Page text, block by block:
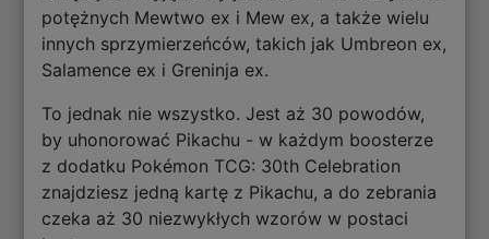
potężnych Mewtwo ex i Mew ex, a także wielu
innych sprzymierzeńców, takich jak Umbreon ex,
Salamence ex i Greninja ex.
To jednak nie wszystko. Jest aż 30 powodów,
by uhonorować Pikachu - w każdym boosterze
z dodatku Pokémon TCG: 30th Celebration
znajdziesz jedną kartę z Pikachu, a do zebrania
czeka aż 30 niezwykłych wzorów w postaci